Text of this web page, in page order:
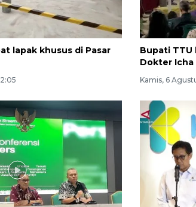
lapak khusus di Pasar
Bupati TTU
Dokter Icha
Kamis, 6